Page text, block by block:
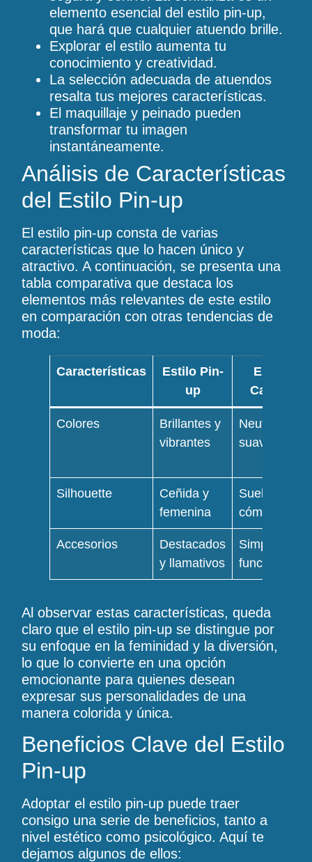
elemento esencial del estilo pin-up,
que hará que cualquier atuendo brille.
Explorar el estilo aumenta tu
conocimiento y creatividad.
La selección adecuada de atuendos
resalta tus mejores características.
El maquillaje y peinado pueden
transformar tu imagen
instantáneamente.
Análisis de Características
del Estilo Pin-up
El estilo pin-up consta de varias
características que lo hacen único y
atractivo. A continuación, se presenta una
tabla comparativa que destaca los
elementos más relevantes de este estilo
en comparación con otras tendencias de
moda:
Características
Estilo Pin-
up
Estilo
Casual
Colores
Brillantes y
vibrantes
Neutros y
suaves
Silhouette
Ceñida y
femenina
Suelta y
cómoda
Accesorios
Destacados
y llamativos
Simples y
funcionales
Al observar estas características, queda
claro que el estilo pin-up se distingue por
su enfoque en la feminidad y la diversión,
lo que lo convierte en una opción
emocionante para quienes desean
expresar sus personalidades de una
manera colorida y única.
Beneficios Clave del Estilo
Pin-up
Adoptar el estilo pin-up puede traer
consigo una serie de beneficios, tanto a
nivel estético como psicológico. Aquí te
dejamos algunos de ellos: